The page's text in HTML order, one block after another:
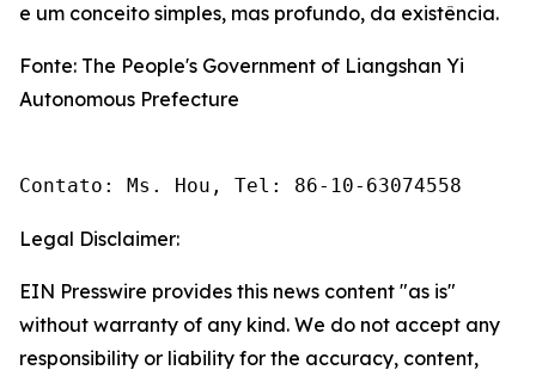
e um conceito simples, mas profundo, da existência.
Fonte: The People's Government of Liangshan Yi
Autonomous Prefecture
Contato: Ms. Hou, Tel: 86-10-63074558
Legal Disclaimer:
EIN Presswire provides this news content "as is"
without warranty of any kind. We do not accept any
responsibility or liability for the accuracy, content,